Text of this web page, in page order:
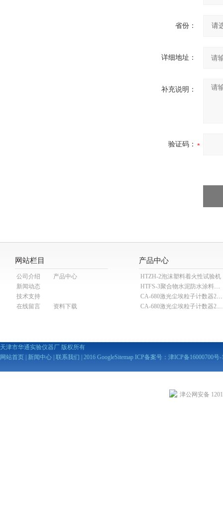
省份：
详细地址：
补充说明：
验证码：
网站栏目
公司介绍
产品中心
新闻动态
技术支持
在线留言
资料下载
产品中心
HTZH-2泡沫塑料着火性试验机
HTFS-3聚合物水泥防水涂料分散机
CA-680激光尘埃粒子计数器28.3L
CA-680激光尘埃粒子
天津市华通实验仪器厂 版权所有
网站首页
新闻中心 联系我们 | 2016 GoogleSitemap ICP备案号： 津ICP备16000700号-
津公网安备